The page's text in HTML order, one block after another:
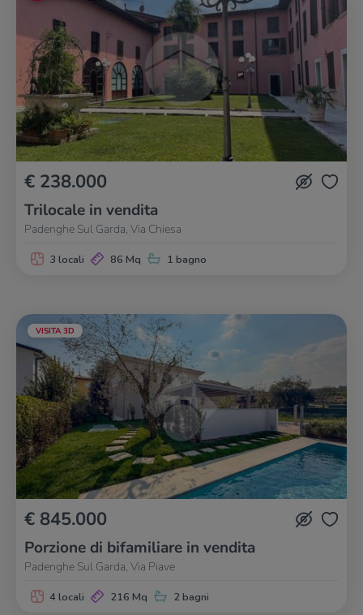
€ 238.000
Trilocale in vendita
Padenghe Sul Garda, Via Chiesa
3 locali 86 Mq 1 bagno
VISITA 3D
€ 845.000
Porzione di bifamiliare in vendita
Padenghe Sul Garda, Via Piave
4 locali 216 Mq 2 bagni